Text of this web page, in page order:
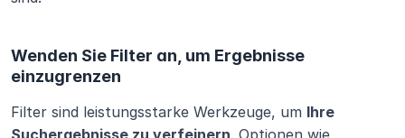
Wenden Sie Filter an, um Ergebnisse
einzugrenzen
Filter sind leistungsstarke Werkzeuge, um Ihre
Suchergebnisse zu verfeinern